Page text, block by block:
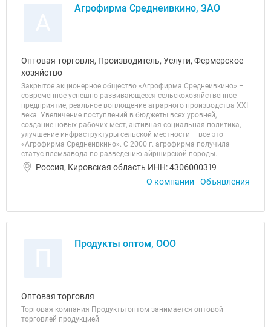
Агрофирма Среднеивкино, ЗАО
Оптовая торговля, Производитель, Услуги, Фермерское
хозяйство
Закрытое акционерное общество «Агрофирма Среднеивкино» –
современное успешно развивающееся сельскохозяйственное
предприятие, реальное воплощение аграрного производства XXI
века. Увеличение поступлений в бюджеты всех уровней,
создание новых рабочих мест, активная социальная политика,
улучшение инфраструктуры сельской местности – все это
«Агрофирма Среднеивкино». С 2000 г. агрофирма получила
статус племзавода по разведению айрширской породы...
Россия, Кировская область ИНН: 4306000319
О компании
Объявления
Продукты оптом, ООО
Оптовая торговля
Торговая компания Продукты оптом занимается оптовой
торговлей продукцией